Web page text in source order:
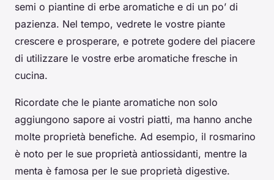
semi o piantine di erbe aromatiche e di un po’ di
pazienza. Nel tempo, vedrete le vostre piante
crescere e prosperare, e potrete godere del piacere
di utilizzare le vostre erbe aromatiche fresche in
cucina.
Ricordate che le piante aromatiche non solo
aggiungono sapore ai vostri piatti, ma hanno anche
molte proprietà benefiche. Ad esempio, il rosmarino
è noto per le sue proprietà antiossidanti, mentre la
menta è famosa per le sue proprietà digestive.